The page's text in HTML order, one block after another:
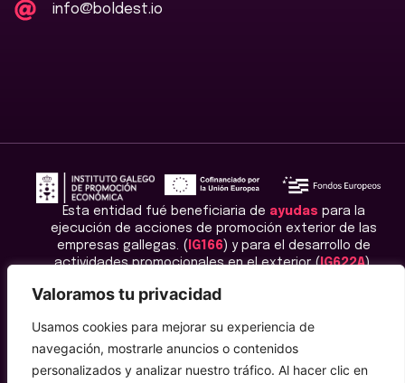
Valoramos tu privacidad
Usamos cookies para mejorar su experiencia de
navegación, mostrarle anuncios o contenidos
personalizados y analizar nuestro tráfico. Al hacer clic en
info@boldest.io
Esta entidad fué beneficiaria de ayudas para la
ejecución de acciones de promoción exterior de las
empresas gallegas. ( IG166) y para el desarrollo de
actividades promocionales en el exterior (IG622A).